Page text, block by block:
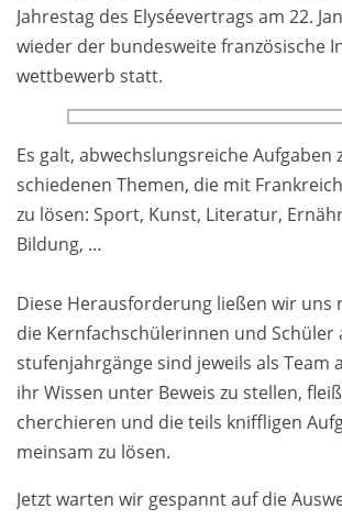
Jahres­tag des Elysée­vertrags am 22.
wieder der bundes­weite fran­zösische
wett­bewerb statt.
Es galt, abwechslungs­reiche Auf­gaben
schiedenen Themen, die mit
zu lösen: Sport, Kunst, Literatur,
Bildung, …
Diese Heraus­forderung ließen wir uns
die Kern­fach­schülerin­nen und
stufen­jahrgänge sind je­weils als Team
ihr Wissen unter Be­weis zu stel­len,
cherchieren und die teils kniffligen
meinsam zu lösen.
Jetzt warten wir ge­spannt auf die